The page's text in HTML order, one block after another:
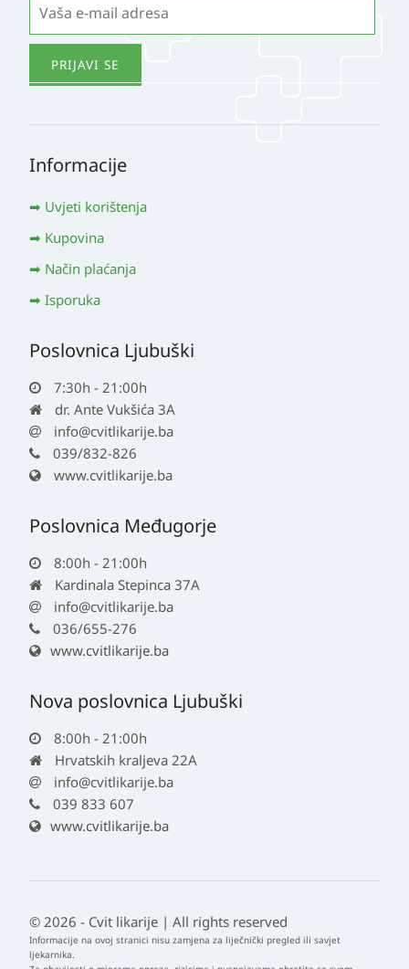
Informacije
Uvjeti korištenja
Kupovina
Način plaćanja
Isporuka
Poslovnica Ljubuški
7:30h - 21:00h
dr. Ante Vukšića 3A
info@cvitlikarije.ba
039/832-826
www.cvitlikarije.ba
Poslovnica Međugorje
8:00h - 21:00h
Kardinala Stepinca 37A
info@cvitlikarije.ba
036/655-276
www.cvitlikarije.ba
Nova poslovnica Ljubuški
8:00h - 21:00h
Hrvatskih kraljeva 22A
info@cvitlikarije.ba
039 833 607
www.cvitlikarije.ba
© 2026 - Cvit likarije | All rights reserved
Informacije na ovoj stranici nisu zamjena za liječnički pregled ili savjet
ljekarnika.